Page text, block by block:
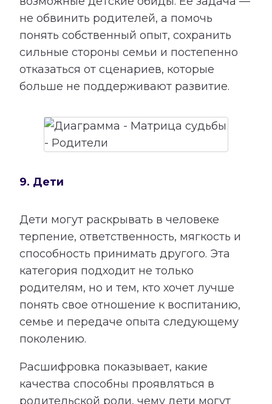
не обвинить родителей, а помочь
понять собственный опыт, сохранить
сильные стороны семьи и постепенно
отказаться от сценариев, которые
больше не поддерживают развитие.
9. Дети
Дети могут раскрывать в человеке
терпение, ответственность, мягкость и
способность принимать другого. Эта
категория подходит не только
родителям, но и тем, кто хочет лучше
понять свое отношение к воспитанию,
семье и передаче опыта следующему
поколению.
Расшифровка показывает, какие
качества способны проявляться в
родительской роли, чему дети могут